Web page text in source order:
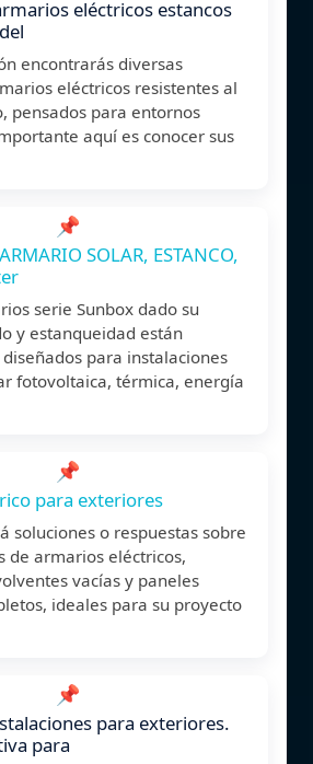
eléctricos estancos
encontrarás diversas
eléctricos resistentes al
pensados para entornos
aquí es conocer sus
📌
SOLAR, ESTANCO,
serie Sunbox dado su
y estanqueidad están
para instalaciones
fotovoltaica, térmica, energía
📌
para exteriores
soluciones o respuestas sobre
de armarios eléctricos,
vacías y paneles
ideales para su proyecto
📌
para exteriores.
para